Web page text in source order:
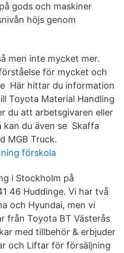
gods och maskiner
höjs genom
men inte mycket mer.
för mycket och
Här hittar du information
Toyota Material Handling
du att arbetsgivaren eller
du även se Skaffa
MGB Truck.
förskola
i Stockholm på
46 Huddinge. Vi har två
och Hyundai, men vi
från Toyota BT Västerås
med tillbehör & erbjuder
och Liftar för försäljning